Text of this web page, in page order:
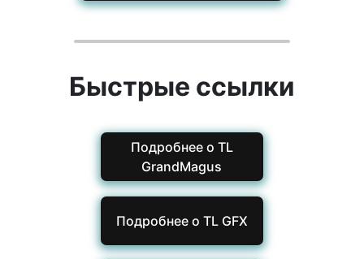
Быстрые ссылки
Подробнее о TL
GrandMagus
Подробнее о TL GFX